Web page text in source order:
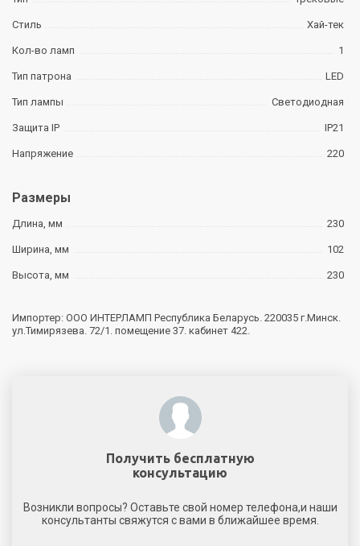
Стиль Хай-тек
Кол-во ламп 1
Тип патрона LED
Тип лампы Светодиодная
Защита IP IP21
Напряжение 220
Размеры
Длина, мм 230
Ширина, мм 102
Высота, мм 230
Импортер: ООО ИНТЕРЛАМП Республика Беларусь. 220035 г.Минск.
ул.Тимирязева. 72/1. помещение 37. кабинет 422.
Получить бесплатную
консультацию
Возникли вопросы? Оставьте свой номер телефона,и наши
консультанты свяжутся с вами в ближайшее время.